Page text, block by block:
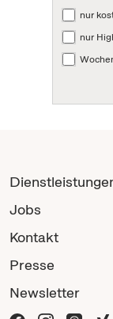
nur
nur
Jobs
Kontakt
Presse
Newsletter